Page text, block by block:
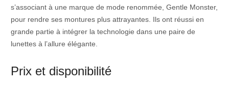
s’associant à une marque de mode renommée, Gentle Monster,
pour rendre ses montures plus attrayantes. Ils ont réussi en
grande partie à intégrer la technologie dans une paire de
lunettes à l’allure élégante.
Prix et disponibilité